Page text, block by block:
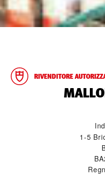
RIVENDITORE
1-5